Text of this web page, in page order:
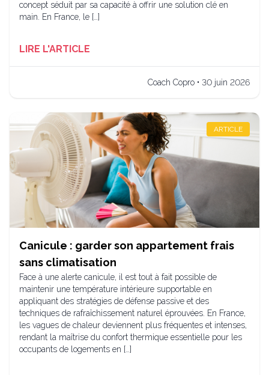
concept séduit par sa capacité à offrir une solution clé en
main. En France, le […]
LIRE L'ARTICLE
Coach Copro • 30 juin 2026
ARTICLE
Canicule : garder son appartement frais
sans climatisation
Face à une alerte canicule, il est tout à fait possible de
maintenir une température intérieure supportable en
appliquant des stratégies de défense passive et des
techniques de rafraîchissement naturel éprouvées. En France,
les vagues de chaleur deviennent plus fréquentes et intenses,
rendant la maîtrise du confort thermique essentielle pour les
occupants de logements en […]